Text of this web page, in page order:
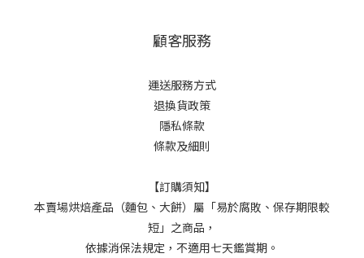
顧客服務
運送服務方式
退換貨政策
隱私條款
條款及細則
【訂購須知】
本賣場烘焙產品（麵包、大餅）屬「易於腐敗、保存期限較
短」之商品，
依據消保法規定，不適用七天鑑賞期。